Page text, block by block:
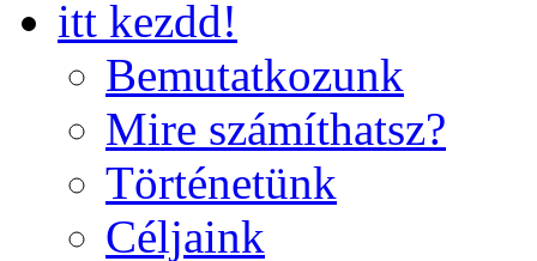
itt kezdd!
Bemutatkozunk
Mire számíthatsz?
Történetünk
Céljaink